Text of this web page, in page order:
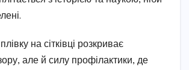
на сітківці розкриває
зору, але й силу профілактики, де